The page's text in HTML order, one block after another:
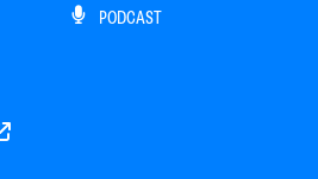
PODCAST